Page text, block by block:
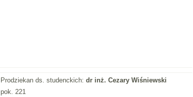
Prodziekan ds. studenckich:dr inż. Cezary Wiśniewski
pok. 221